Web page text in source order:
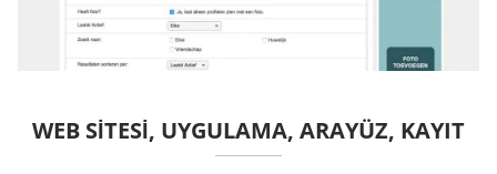
WEB SITESI, UYGULAMA, ARAYÜZ, KAYIT